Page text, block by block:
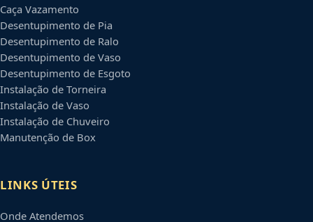
Caça Vazamento
Desentupimento de Pia
Desentupimento de Ralo
Desentupimento de Vaso
Desentupimento de Esgoto
Instalação de Torneira
Instalação de Vaso
Instalação de Chuveiro
Manutenção de Box
LINKS ÚTEIS
Onde Atendemos